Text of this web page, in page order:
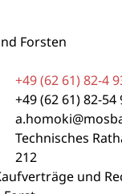
Forsten
+49 (62 61) 82-4
+49 (6261) 82-54
Technisches
212
und